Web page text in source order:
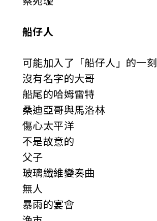
船仔人
可能加入了「船仔人」的一刻
沒有名字的大哥
船尾的哈姆雷特
桑迪亞哥與馬洛林
傷心太平洋
不是故意的
父子
玻璃纖維變奏曲
無人
暴雨的宴會